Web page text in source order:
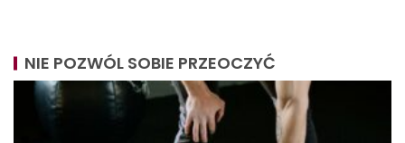
NIE POZWÓL SOBIE PRZEOCZYĆ